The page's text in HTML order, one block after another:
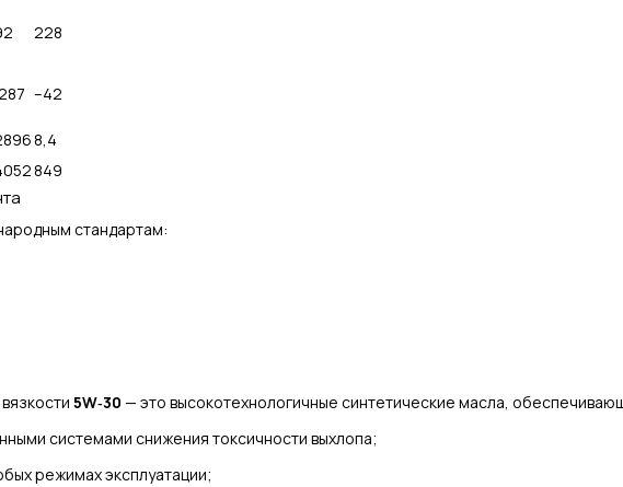
228
–42
8,4
849
стандартам:
5W‑30 — это высокотехнологичные синтетические масла,
системами снижения токсичности выхлопа;
режимах эксплуатации;